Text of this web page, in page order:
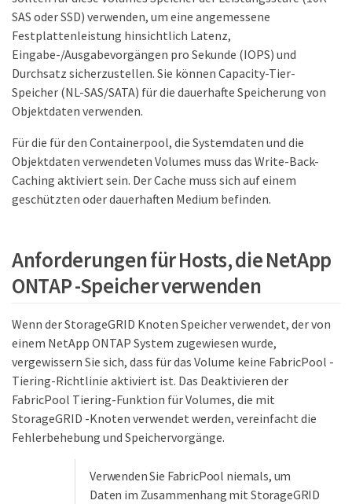
SAS oder SSD) verwenden, um eine angemessene
Festplattenleistung hinsichtlich Latenz,
Eingabe-/Ausgabevorgängen pro Sekunde (IOPS) und
Durchsatz sicherzustellen. Sie können Capacity-Tier-
Speicher (NL-SAS/SATA) für die dauerhafte Speicherung von
Objektdaten verwenden.
Für die für den Containerpool, die Systemdaten und die
Objektdaten verwendeten Volumes muss das Write-Back-
Caching aktiviert sein. Der Cache muss sich auf einem
geschützten oder dauerhaften Medium befinden.
Anforderungen für Hosts, die NetApp
ONTAP -Speicher verwenden
Wenn der StorageGRID Knoten Speicher verwendet, der von
einem NetApp ONTAP System zugewiesen wurde,
vergewissern Sie sich, dass für das Volume keine FabricPool -
Tiering-Richtlinie aktiviert ist. Das Deaktivieren der
FabricPool Tiering-Funktion für Volumes, die mit
StorageGRID -Knoten verwendet werden, vereinfacht die
Fehlerbehebung und Speichervorgänge.
Verwenden Sie FabricPool niemals, um
Daten im Zusammenhang mit StorageGRID